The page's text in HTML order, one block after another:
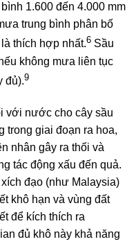
1.600 đến 4.000 mm
trung bình phân bố
thích hợp nhất.6 Sầu
không mưa liên tục
đủ).9
với nước cho cây sầu
trong giai đoạn ra hoa,
nhân gây ra thối và
tác động xấu đến quả.
đạo (như Malaysia)
khô hạn và vùng đất
để kích thích ra
đủ khô này khả năng